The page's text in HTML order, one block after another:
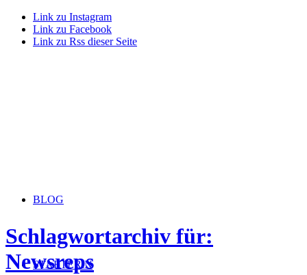
Link zu Instagram
Link zu Facebook
Link zu Rss dieser Seite
BLOG
STARTERiN
Schlagwortarchiv für:
Newsreps